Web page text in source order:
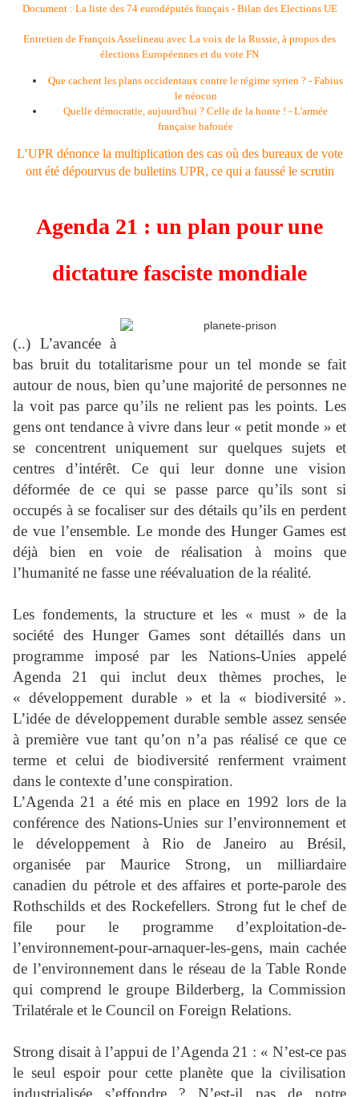
Document : La liste des 74 eurodéputés français - Bilan des Elections UE
Entretien de François Asselineau avec La voix de la Russie, à propos des
élections Européennes et du vote FN
Que cachent les plans occidentaux contre le régime syrien ? - Fabius
le néocon
Quelle démocratie, aujourd'hui ? Celle de la honte ! - L'armée
française bafouée
L’UPR dénonce la multiplication des cas où des bureaux de vote
ont été dépourvus de bulletins UPR, ce qui a faussé le scrutin
Agenda 21 : un plan pour une
dictature fasciste mondiale
(..) L’avancée à
bas bruit du totalitarisme pour un tel monde se fait
autour de nous, bien qu’une majorité de personnes ne
la voit pas parce qu’ils ne relient pas les points. Les
gens ont tendance à vivre dans leur « petit monde » et
se concentrent uniquement sur quelques sujets et
centres d’intérêt. Ce qui leur donne une vision
déformée de ce qui se passe parce qu’ils sont si
occupés à se focaliser sur des détails qu’ils en perdent
de vue l’ensemble. Le monde des Hunger Games est
déjà bien en voie de réalisation à moins que
l’humanité ne fasse une réévaluation de la réalité.
Les fondements, la structure et les « must » de la
société des Hunger Games sont détaillés dans un
programme imposé par les Nations-Unies appelé
Agenda 21 qui inclut deux thèmes proches, le
« développement durable » et la « biodiversité ».
L’idée de développement durable semble assez sensée
à première vue tant qu’on n’a pas réalisé ce que ce
terme et celui de biodiversité renferment vraiment
dans le contexte d’une conspiration.
L’Agenda 21 a été mis en place en 1992 lors de la
conférence des Nations-Unies sur l’environnement et
le développement à Rio de Janeiro au Brésil,
organisée par Maurice Strong, un milliardaire
canadien du pétrole et des affaires et porte-parole des
Rothschilds et des Rockefellers. Strong fut le chef de
file pour le programme d’exploitation-de-
l’environnement-pour-arnaquer-les-gens, main cachée
de l’environnement dans le réseau de la Table Ronde
qui comprend le groupe Bilderberg, la Commission
Trilatérale et le Council on Foreign Relations.
Strong disait à l’appui de l’Agenda 21 : « N’est-ce pas
le seul espoir pour cette planète que la civilisation